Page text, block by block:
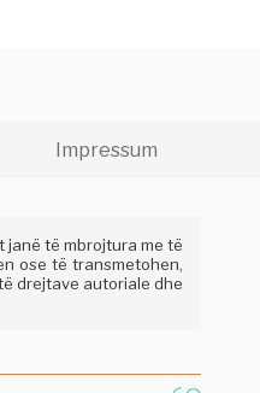
Impressum
janë të mbrojtura me të
ose të transmetohen,
drejtave autoriale dhe